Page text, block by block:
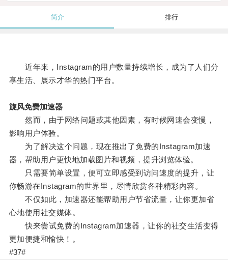
简介 排行
近年来，Instagram的用户数量持续增长，成为了人们分
享生活、展示才华的热门平台。
旋风免费加速器
然而，由于网络问题或其他因素，有时候网速会变慢，
影响用户体验。
为了解决这个问题，现在推出了免费的Instagram加速
器，帮助用户更快地加载图片和视频，提升浏览体验。
只需要简单设置，便可立即感受到访问速度的提升，让
你畅游在Instagram的世界里，尽情欣赏各种精彩内容。
不仅如此，加速器还能帮助用户节省流量，让你更加省
心地使用社交媒体。
快来尝试免费的Instagram加速器，让你的社交生活变得
更加便捷和愉快！。
#37#